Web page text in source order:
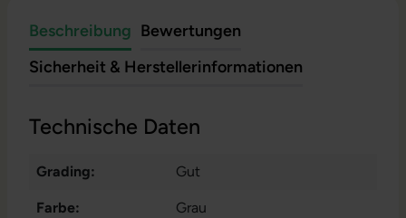
Beschreibung Bewertungen
Sicherheit & Herstellerinformationen
Technische Daten
Grading: Gut
Farbe: Grau